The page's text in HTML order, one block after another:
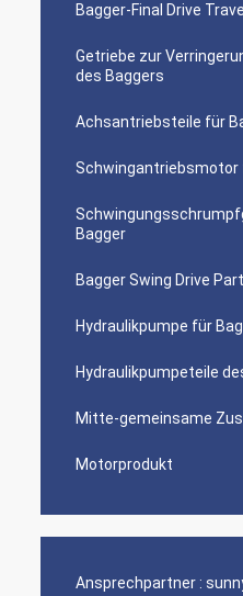
Bagger-Final Drive
Getriebe zur
des Baggers
Achsantriebsteile für
Schwingantriebsmotor
Bagger
Bagger Swing Drive
Hydraulikpumpe für
Hydraulikpumpeteile
Mitte-gemeinsame Zus
Motorprodukt
Ansprechpartner :